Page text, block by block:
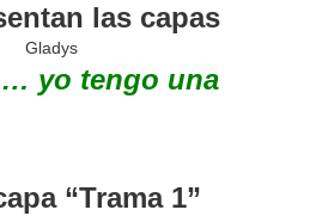
las capas
yo tengo una
“Trama 1”